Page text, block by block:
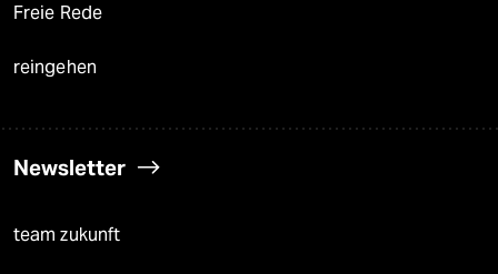
Freie Rede
reingehen
Newsletter
team zukunft